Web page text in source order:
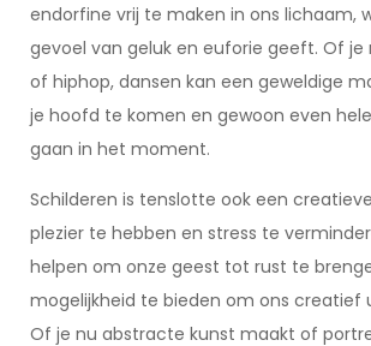
endorfine vrij te maken in ons lichaam,
gevoel van geluk en euforie geeft. Of je
of hiphop, dansen kan een geweldige
je hoofd te komen en gewoon even
gaan in het moment.
Schilderen is tenslotte ook een
plezier te hebben en stress te
helpen om onze geest tot rust te
mogelijkheid te bieden om ons creatief
Of je nu abstracte kunst maakt of